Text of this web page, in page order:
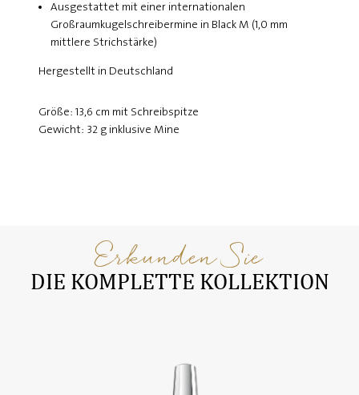
Ausgestattet mit einer internationalen
Großraumkugelschreibermine in Black M (1,0 mm
mittlere Strichstärke)
Hergestellt in Deutschland
Größe: 13,6 cm mit Schreibspitze
Gewicht: 32 g inklusive Mine
Erkunden Sie
DIE KOMPLETTE KOLLEKTION